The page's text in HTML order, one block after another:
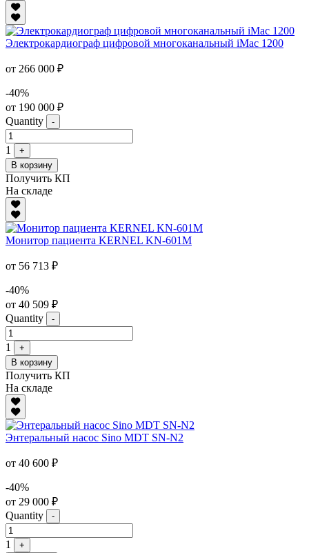
Электрокардиограф цифровой многоканальный iMac 1200
от 266 000 ₽
-40%
от 190 000 ₽
Quantity
-
1
+
В корзину
Получить КП
На складе
Монитор пациента KERNEL KN-601M
от 56 713 ₽
-40%
от 40 509 ₽
Quantity
-
1
+
В корзину
Получить КП
На складе
Энтеральный насос Sino MDT SN-N2
от 40 600 ₽
-40%
от 29 000 ₽
Quantity
-
1
+